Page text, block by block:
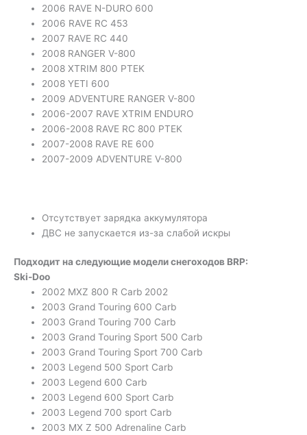
2006 RAVE N-DURO 600
2006 RAVE RC 453
2007 RAVE RC 440
2008 RANGER V-800
2008 XTRIM 800 PTEK
2008 YETI 600
2009 ADVENTURE RANGER V-800
2006-2007 RAVE XTRIM ENDURO
2006-2008 RAVE RC 800 PTEK
2007-2008 RAVE RE 600
2007-2009 ADVENTURE V-800
Отсутствует зарядка аккумулятора
ДВС не запускается из-за слабой искры
Подходит на следующие модели снегоходов BRP:
Ski-Doo
2002 MXZ 800 R Carb 2002
2003 Grand Touring 600 Carb
2003 Grand Touring 700 Carb
2003 Grand Touring Sport 500 Carb
2003 Grand Touring Sport 700 Carb
2003 Legend 500 Sport Carb
2003 Legend 600 Carb
2003 Legend 600 Sport Carb
2003 Legend 700 sport Carb
2003 MX Z 500 Adrenaline Carb